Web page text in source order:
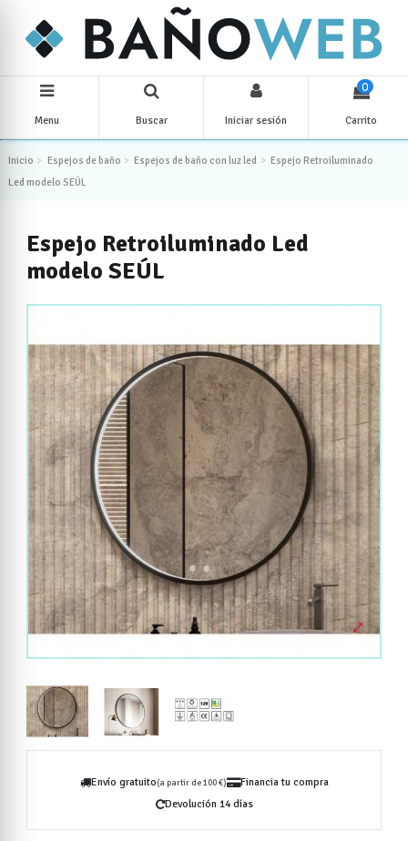
Menu Buscar Iniciar sesión
0
Carrito
Inicio Espejos de baño Espejos de baño con luz led
Espejo Retroiluminado
Led modelo SEÚL
Espejo Retroiluminado Led
modelo SEÚL
Envío gratuito(a partir de 100 €)
Financia tu compra
Devolución 14 días